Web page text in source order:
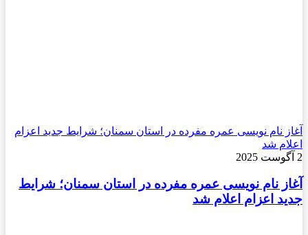
آغاز نام نویسی عمره مفرده در استان سمنان؛ شرایط جدید اعزام
اعلام شد
2 آگوست 2025
آغاز نام نویسی عمره مفرده در استان سمنان؛ شرایط
جدید اعزام اعلام شد